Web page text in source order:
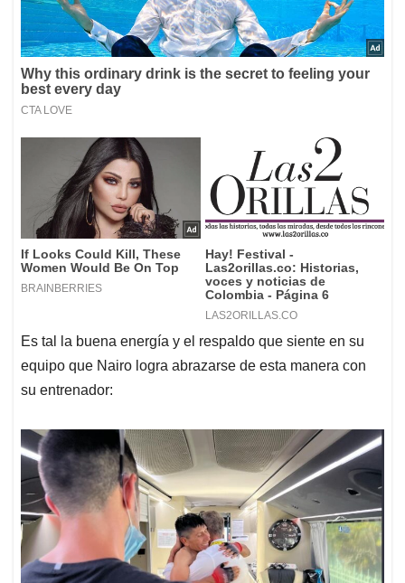
Es tal la buena energía y el respaldo que siente en su
equipo que Nairo logra abrazarse de esta manera con
su entrenador: